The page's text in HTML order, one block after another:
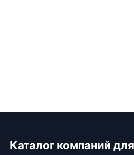
Каталог компаний для